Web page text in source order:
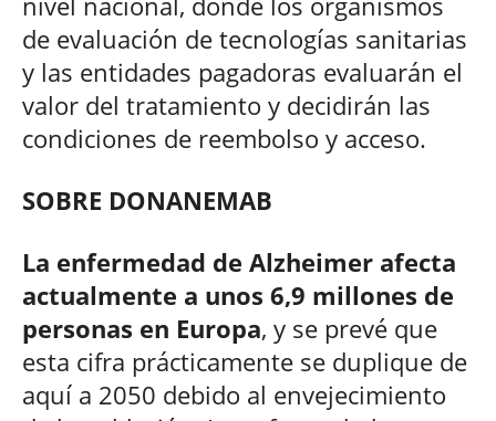
de evaluación de tecnologías sanitarias
y las entidades pagadoras evaluarán el
valor del tratamiento y decidirán las
condiciones de reembolso y acceso.
SOBRE DONANEMAB
La enfermedad de Alzheimer afecta
actualmente a unos 6,9 millones de
personas en Europa, y se prevé que
esta cifra prácticamente se duplique de
aquí a 2050 debido al envejecimiento